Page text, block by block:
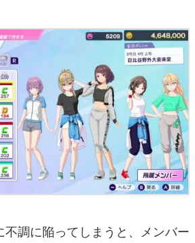
不調に陥ってしまうと、メンバー